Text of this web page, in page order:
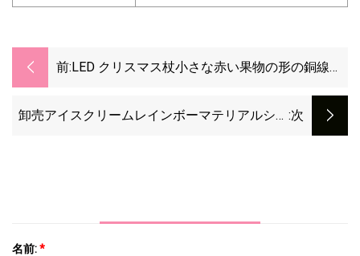
前: LED クリスマス杖小さな赤い果物の形の銅線ラ
イト
卸売アイスクリームレインボーマテリアルシミ :次
名前:*